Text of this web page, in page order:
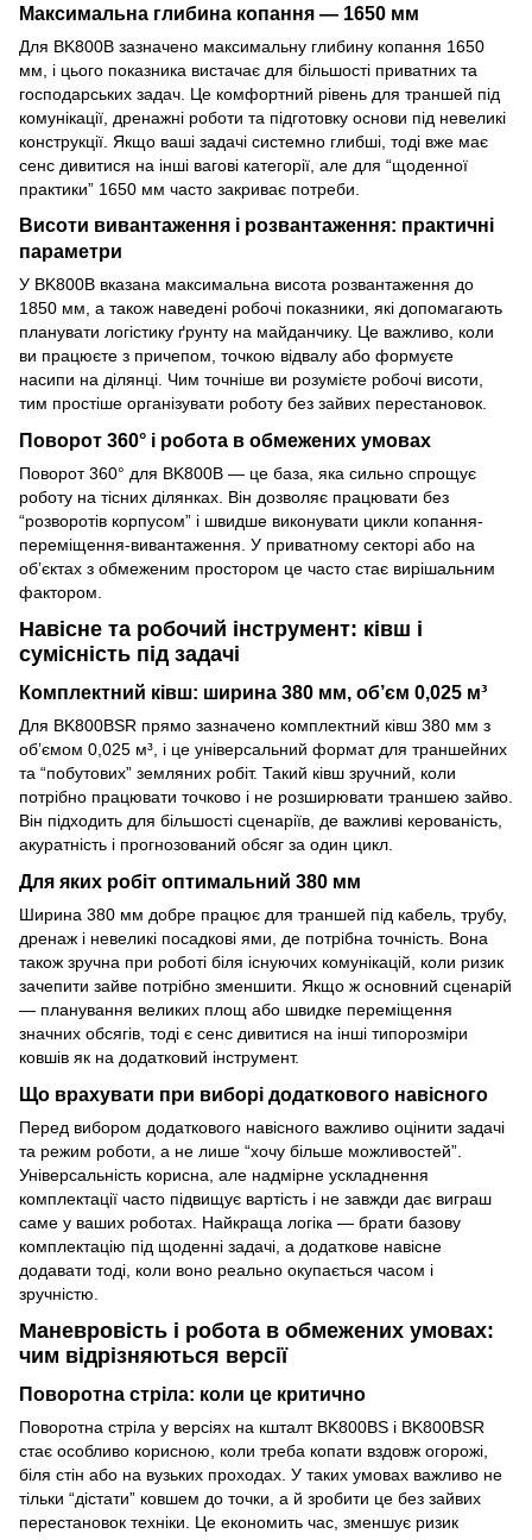
Максимальна глибина копання — 1650 мм
Для BK800B зазначено максимальну глибину копання 1650
мм, і цього показника вистачає для більшості приватних та
господарських задач. Це комфортний рівень для траншей під
комунікації, дренажні роботи та підготовку основи під невеликі
конструкції. Якщо ваші задачі системно глибші, тоді вже має
сенс дивитися на інші вагові категорії, але для “щоденної
практики” 1650 мм часто закриває потреби.
Висоти вивантаження і розвантаження: практичні
параметри
У BK800B вказана максимальна висота розвантаження до
1850 мм, а також наведені робочі показники, які допомагають
планувати логістику ґрунту на майданчику. Це важливо, коли
ви працюєте з причепом, точкою відвалу або формуєте
насипи на ділянці. Чим точніше ви розумієте робочі висоти,
тим простіше організувати роботу без зайвих перестановок.
Поворот 360° і робота в обмежених умовах
Поворот 360° для BK800B — це база, яка сильно спрощує
роботу на тісних ділянках. Він дозволяє працювати без
“розворотів корпусом” і швидше виконувати цикли копання-
переміщення-вивантаження. У приватному секторі або на
об’єктах з обмеженим простором це часто стає вирішальним
фактором.
Навісне та робочий інструмент: ківш і
сумісність під задачі
Комплектний ківш: ширина 380 мм, об’єм 0,025 м³
Для BK800BSR прямо зазначено комплектний ківш 380 мм з
об’ємом 0,025 м³, і це універсальний формат для траншейних
та “побутових” земляних робіт. Такий ківш зручний, коли
потрібно працювати точково і не розширювати траншею зайво.
Він підходить для більшості сценаріїв, де важливі керованість,
акуратність і прогнозований обсяг за один цикл.
Для яких робіт оптимальний 380 мм
Ширина 380 мм добре працює для траншей під кабель, трубу,
дренаж і невеликі посадкові ями, де потрібна точність. Вона
також зручна при роботі біля існуючих комунікацій, коли ризик
зачепити зайве потрібно зменшити. Якщо ж основний сценарій
— планування великих площ або швидке переміщення
значних обсягів, тоді є сенс дивитися на інші типорозміри
ковшів як на додатковий інструмент.
Що врахувати при виборі додаткового навісного
Перед вибором додаткового навісного важливо оцінити задачі
та режим роботи, а не лише “хочу більше можливостей”.
Універсальність корисна, але надмірне ускладнення
комплектації часто підвищує вартість і не завжди дає виграш
саме у ваших роботах. Найкраща логіка — брати базову
комплектацію під щоденні задачі, а додаткове навісне
додавати тоді, коли воно реально окупається часом і
зручністю.
Маневровість і робота в обмежених умовах:
чим відрізняються версії
Поворотна стріла: коли це критично
Поворотна стріла у версіях на кшталт BK800BS і BK800BSR
стає особливо корисною, коли треба копати вздовж огорожі,
біля стін або на вузьких проходах. У таких умовах важливо не
тільки “дістати” ковшем до точки, а й зробити це без зайвих
перестановок техніки. Це економить час, зменшує ризик